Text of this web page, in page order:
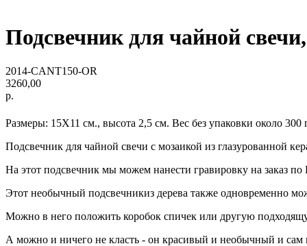
Подсвечник для чайной
2014-CANT150-OR
3260,00
р.
Размеры: 15Х11 см., высота 2,5 см. Вес без упаковки около 300
Подсвечник для чайной свечи с мозаикой из глазурованной
На этот подсвечник мы можем нанести гравировку на заказ
Этот необычный подсвечникиз дерева также одновременно
Можно в него положить коробок спичек или другую
А можно и ничего не класть - он красивый и необычный и сам